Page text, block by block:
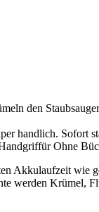
den
handlich. Sofort
Ohne
Akkulaufzeit wie
werden Krümel,